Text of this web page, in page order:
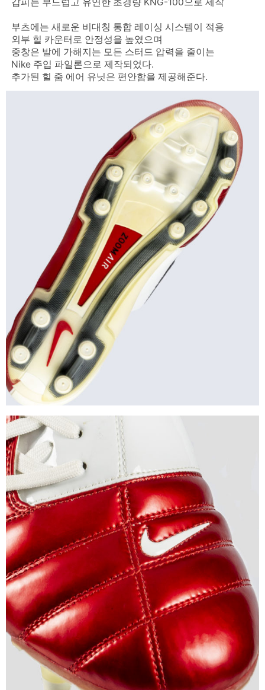
부츠에는 새로운 비대칭 통합 레이싱 시스템이 적용
외부 힐 카운터로 안정성을 높였으며
중창은 발에 가해지는 모든 스터드 압력을 줄이는
Nike 주입 파일론으로 제작되었다.
추가된 힐 줌 에어 유닛은 편안함을 제공해준다.